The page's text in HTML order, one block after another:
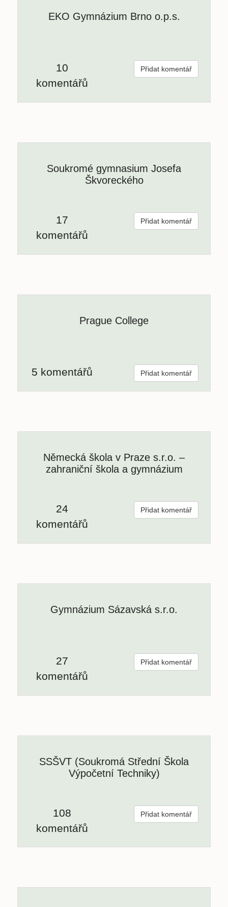
EKO Gymnázium Brno o.p.s.
10
komentářů
Přidat komentář
Soukromé gymnasium Josefa
Škvoreckého
17
komentářů
Přidat komentář
Prague College
5 komentářů Přidat komentář
Německá škola v Praze s.r.o. –
zahraniční škola a gymnázium
24
komentářů
Přidat komentář
Gymnázium Sázavská s.r.o.
27
komentářů
Přidat komentář
SSŠVT (Soukromá Střední Škola
Výpočetní Techniky)
108
komentářů
Přidat komentář